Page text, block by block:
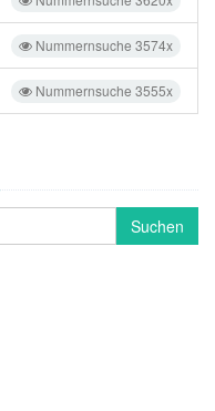
Nummernsuche 3574x
Nummernsuche 3555x
Suchen